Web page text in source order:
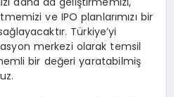
ve IPO planlarımızı bir
Türkiye’yi
merkezi olarak temsil
bir değeri yaratabilmiş